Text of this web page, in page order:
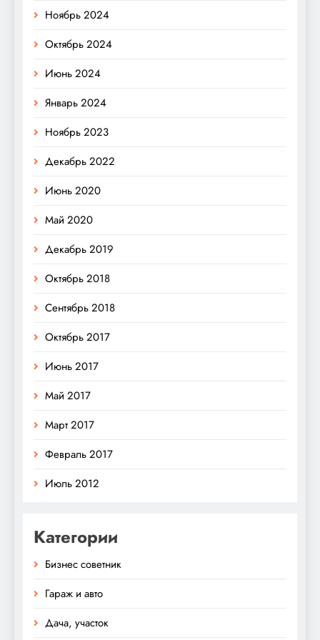
Ноябрь 2024
Октябрь 2024
Июнь 2024
Январь 2024
Ноябрь 2023
Декабрь 2022
Июнь 2020
Май 2020
Декабрь 2019
Октябрь 2018
Сентябрь 2018
Октябрь 2017
Июнь 2017
Май 2017
Март 2017
Февраль 2017
Июль 2012
Категории
Бизнес советник
Гараж и авто
Дача, участок